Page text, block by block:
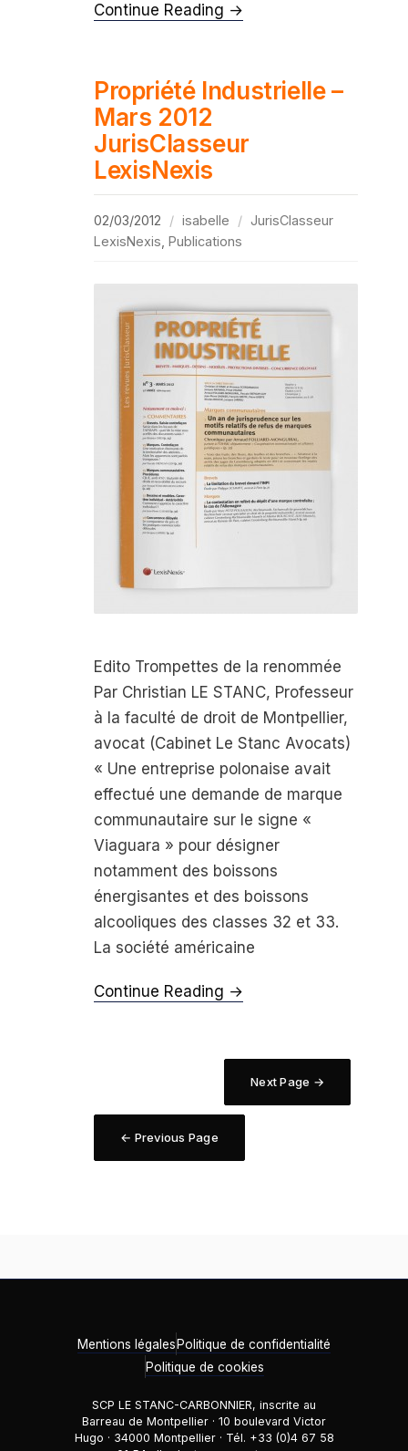
Continue Reading →
Propriété Industrielle –
Mars 2012
JurisClasseur
LexisNexis
02/03/2012 isabelle
JurisClasseur
LexisNexis Publications
Edito Trompettes de la renommée
Par Christian LE STANC, Professeur
à la faculté de droit de Montpellier,
avocat (Cabinet Le Stanc Avocats)
« Une entreprise polonaise avait
effectué une demande de marque
communautaire sur le signe «
Viaguara » pour désigner
notamment des bois­sons
énergisantes et des boissons
alcooliques des classes 32 et 33.
La société américaine
Continue Reading →
Next Page →
← Previous Page
Mentions légales Politique de confidentialité
Politique de cookies